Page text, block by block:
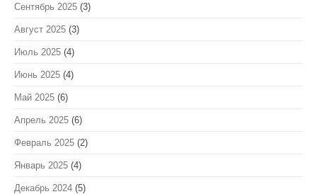
Сентябрь 2025 (3)
Август 2025 (3)
Июль 2025 (4)
Июнь 2025 (4)
Май 2025 (6)
Апрель 2025 (6)
Февраль 2025 (2)
Январь 2025 (4)
Декабрь 2024 (5)